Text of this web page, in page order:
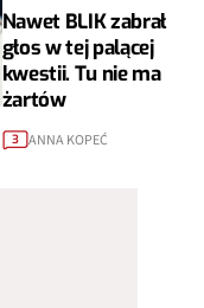
Nawet BLIK zabrał
głos w tej palącej
kwestii. Tu nie ma
żartów
3 ANNA KOPEĆ